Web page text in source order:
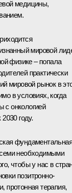
медицины,
мировой
физике – попала
практически
мировой рынок в
в условиях, когда
с онкологией
году.
фундаментальная
необходимыми
чтобы у нас в
позитронно-
протонная терапия,